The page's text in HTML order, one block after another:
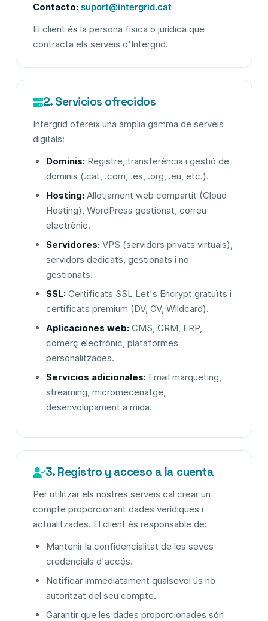
Contacto: suport@intergrid.cat
El client és la persona física o jurídica que
contracta els serveis d'Intergrid.
2. Servicios ofrecidos
Intergrid ofereix una àmplia gamma de serveis
digitals:
Dominis: Registre, transferència i gestió de
dominis (.cat, .com, .es, .org, .eu, etc.).
Hosting: Allotjament web compartit (Cloud
Hosting), WordPress gestionat, correu
electrònic.
Servidores: VPS (servidors privats virtuals),
servidors dedicats, gestionats i no
gestionats.
SSL: Certificats SSL Let's Encrypt gratuïts i
certificats premium (DV, OV, Wildcard).
Aplicaciones web: CMS, CRM, ERP,
comerç electrònic, plataformes
personalitzades.
Servicios adicionales: Email màrqueting,
streaming, micromecenatge,
desenvolupament a mida.
3. Registro y acceso a la cuenta
Per utilitzar els nostres serveis cal crear un
compte proporcionant dades verídiques i
actualitzades. El client és responsable de:
Mantenir la confidencialitat de les seves
credencials d'accés.
Notificar immediatament qualsevol ús no
autoritzat del seu compte.
Garantir que les dades proporcionades són